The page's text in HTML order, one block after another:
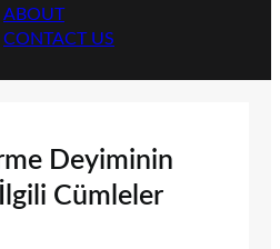
ABOUT
CONTACT US
Deyiminin
Cümleler